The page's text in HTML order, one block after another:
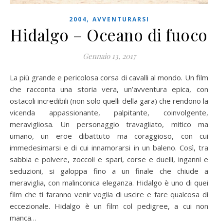
2004, AVVENTURARSI
Hidalgo – Oceano di fuoco
Gennaio 13, 2017
La più grande e pericolosa corsa di cavalli al mondo. Un film
che racconta una storia vera, un’avventura epica, con
ostacoli incredibili (non solo quelli della gara) che rendono la
vicenda appassionante, palpitante, coinvolgente,
meravigliosa. Un personaggio travagliato, mitico ma
umano, un eroe dibattuto ma coraggioso, con cui
immedesimarsi e di cui innamorarsi in un baleno. Così, tra
sabbia e polvere, zoccoli e spari, corse e duelli, inganni e
seduzioni, si galoppa fino a un finale che chiude a
meraviglia, con malinconica eleganza. Hidalgo è uno di quei
film che ti faranno venir voglia di uscire e fare qualcosa di
eccezionale. Hidalgo è un film col pedigree, a cui non
manca…